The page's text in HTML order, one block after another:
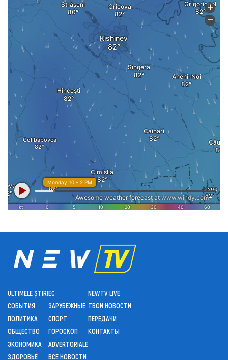
ULTIMELE ȘTIRI
СОБЫТИЯ
ПОЛИТИКА
ОБЩЕСТВО
ЭКОНОМИКА
ЗДОРОВЬЕ
ЕС
ЗАРУБЕЖНЫЕ
СПОРТ
ГОРОСКОП
ADVERTORIALE
ВСЕ НОВОСТИ
NEWTV LIVE
ТВОИ НОВОСТИ
ПЕРЕДАЧИ
КОНТАКТЫ